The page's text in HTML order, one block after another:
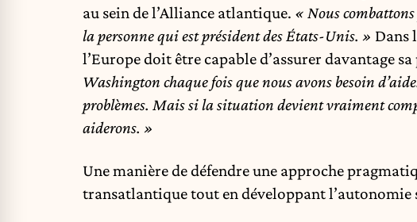
au sein de l’Alliance atlantique. « Nous
la personne qui est président des États-Unis. » Dans
l’Europe doit être capable d’assurer davantage
Washington chaque fois que nous avons besoin
problèmes. Mais si la situation devient vraiment
aiderons. »
Une manière de défendre une approche
transatlantique tout en développant l’autonomie